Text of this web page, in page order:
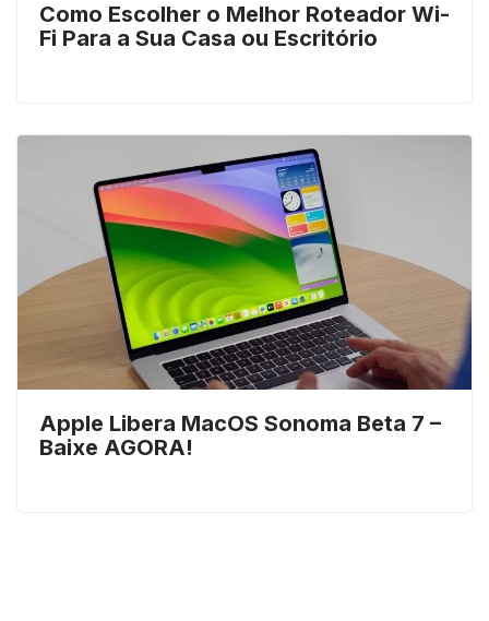
Como Escolher o Melhor Roteador Wi-
Fi Para a Sua Casa ou Escritório
Apple Libera MacOS Sonoma Beta 7 –
Baixe AGORA!